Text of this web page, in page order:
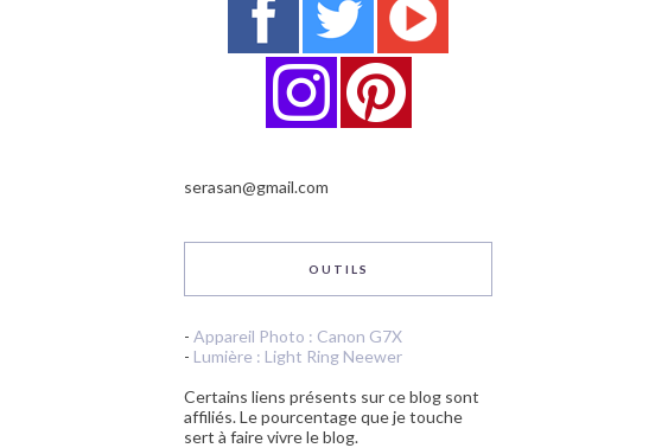
serasan@gmail.com
OUTILS
- Appareil Photo : Canon G7X
- Lumière : Light Ring Neewer
Certains liens présents sur ce blog sont
affiliés. Le pourcentage que je touche
sert à faire vivre le blog.